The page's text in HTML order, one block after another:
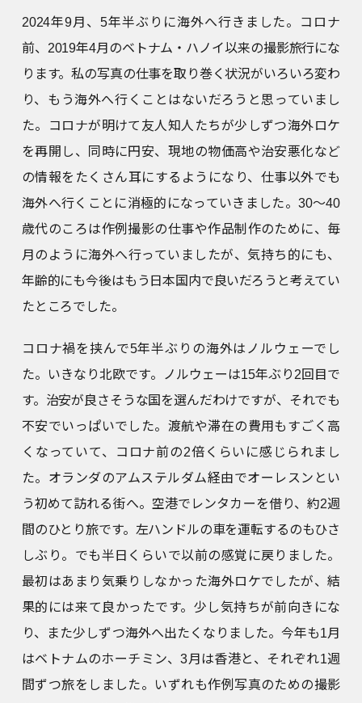
2024年9月、5年半ぶりに海外へ行きました。コロナ
前、2019年4月のベトナム・ハノイ以来の撮影旅行にな
ります。私の写真の仕事を取り巻く状況がいろいろ変わ
り、もう海外へ行くことはないだろうと思っていまし
た。コロナが明けて友人知人たちが少しずつ海外ロケ
を再開し、同時に円安、現地の物価高や治安悪化など
の情報をたくさん耳にするようになり、仕事以外でも
海外へ行くことに消極的になっていきました。30〜40
歳代のころは作例撮影の仕事や作品制作のために、毎
月のように海外へ行っていましたが、気持ち的にも、
年齢的にも今後はもう日本国内で良いだろうと考えてい
たところでした。
コロナ禍を挟んで5年半ぶりの海外はノルウェーでし
た。いきなり北欧です。ノルウェーは15年ぶり2回目で
す。治安が良さそうな国を選んだわけですが、それでも
不安でいっぱいでした。渡航や滞在の費用もすごく高
くなっていて、コロナ前の2倍くらいに感じられまし
た。オランダのアムステルダム経由でオーレスンとい
う初めて訪れる街へ。空港でレンタカーを借り、約2週
間のひとり旅です。左ハンドルの車を運転するのもひさ
しぶり。でも半日くらいで以前の感覚に戻りました。
最初はあまり気乗りしなかった海外ロケでしたが、結
果的には来て良かったです。少し気持ちが前向きにな
り、また少しずつ海外へ出たくなりました。今年も1月
はベトナムのホーチミン、3月は香港と、それぞれ1週
間ずつ旅をしました。いずれも作例写真のための撮影